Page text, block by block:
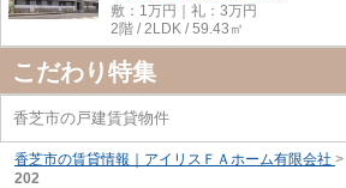
敷：1万円｜礼：3万円
2階 / 2LDK / 59.43㎡
こだわり特集
香芝市の戸建賃貸物件
香芝市の賃貸情報｜アイリスＦＡホーム有限会社 >
202